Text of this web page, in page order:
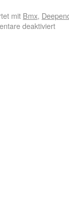
mit Bmx,
deaktiviert